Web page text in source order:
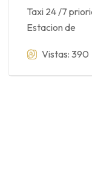
Taxi 24 /7
Estacion de
Vistas: 390